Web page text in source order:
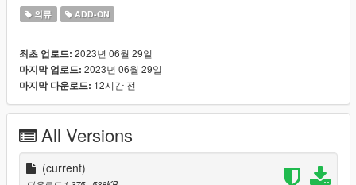
의류 ADD-ON
최초 업로드: 2023년 06월 29일
마지막 업로드: 2023년 06월 29일
마지막 다운로드: 12시간 전
All Versions
(current)